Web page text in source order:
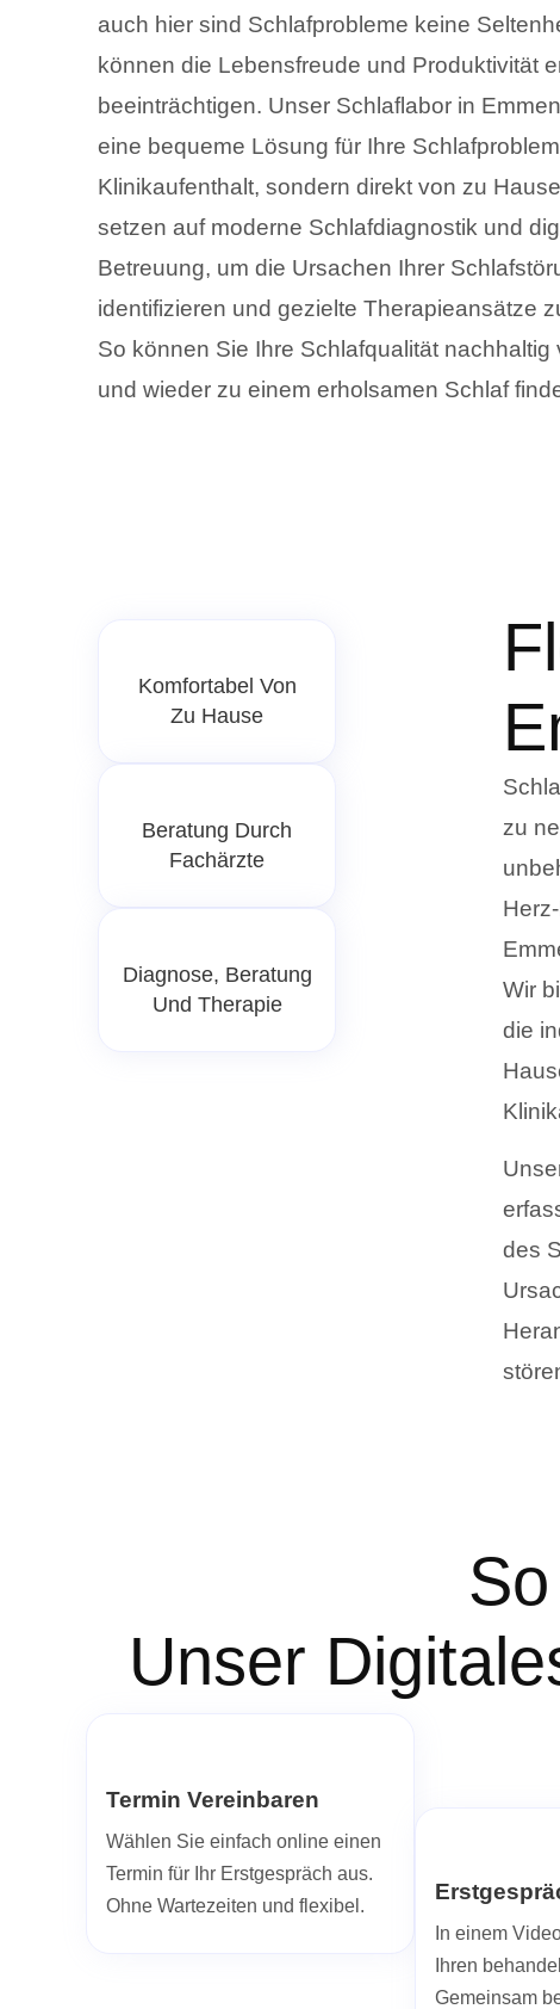
auch hier sind Schlafprobleme keine
können die Lebensfreude und Produktivität
beeinträchtigen. Unser Schlaflabor in
eine bequeme Lösung für Ihre
Klinikaufenthalt, sondern direkt von zu
setzen auf moderne Schlafdiagnostik und
Betreuung, um die Ursachen Ihrer
identifizieren und gezielte Therapieansätze
So können Sie Ihre Schlafqualität nachhaltig
und wieder zu einem erholsamen Schlaf
Komfortabel Von
Zu Hause
Beratung Durch
Fachärzte
Diagnose, Beratung
Und Therapie
zu
Wir
die
des
Unser
Termin Vereinbaren
Wählen Sie einfach online einen
Termin für Ihr Erstgespräch aus.
Ohne Wartezeiten und flexibel.
In einem
Ihren
Gemeinsam